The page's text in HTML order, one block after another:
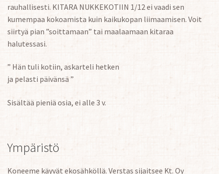
rauhallisesti. KITARA NUKKEKOTIIN 1/12 ei vaadi sen
kumempaa kokoamista kuin kaikukopan liimaamisen. Voit
siirtyä pian ”soittamaan” tai maalaamaan kitaraa
halutessasi.
” Hän tuli kotiin, askarteli hetken
ja pelasti päivänsä ”
Sisältää pieniä osia, ei alle 3 v.
Ympäristö
Koneeme käyvät ekosähköllä. Verstas sijaitsee Kt. Oy